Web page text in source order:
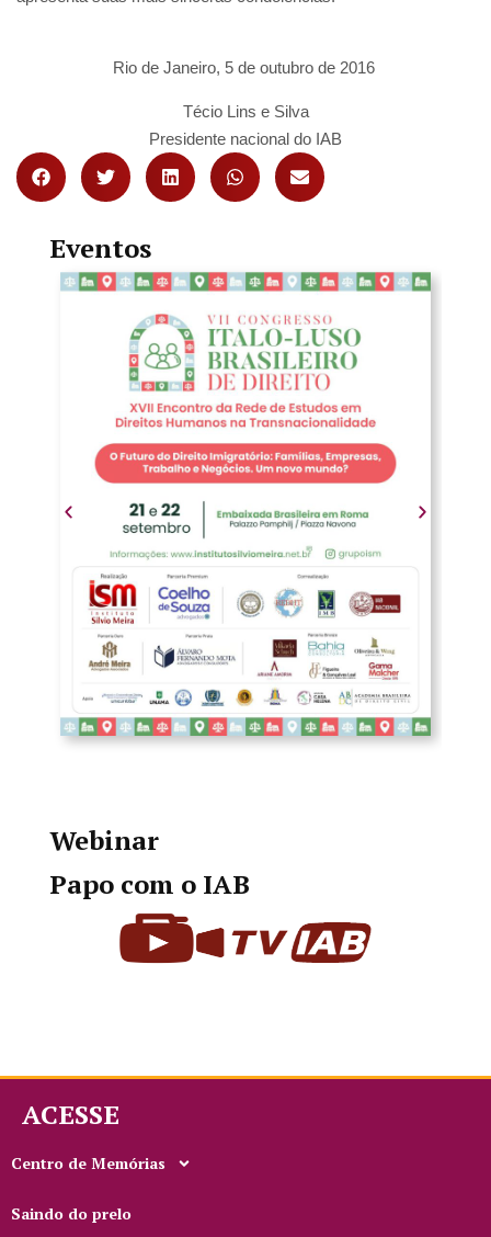
Rio de Janeiro, 5 de outubro de 2016
Técio Lins e Silva
Presidente nacional do IAB
Eventos
Webinar
Papo com o IAB
ACESSE
Centro de Memórias
Saindo do prelo